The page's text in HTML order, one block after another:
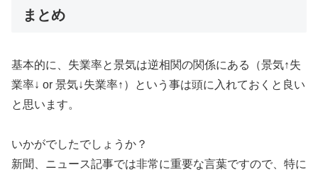
まとめ
基本的に、失業率と景気は逆相関の関係にある（景気↑失
業率↓ or 景気↓失業率↑）という事は頭に入れておくと良い
と思います。
いかがでしたでしょうか？
新聞、ニュース記事では非常に重要な言葉ですので、特に